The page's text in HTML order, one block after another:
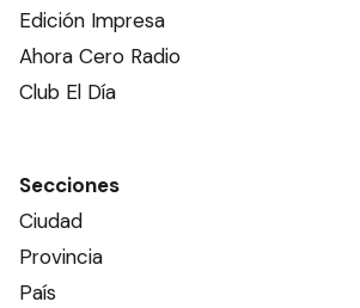
Edición Impresa
Ahora Cero Radio
Club El Día
Secciones
Ciudad
Provincia
País